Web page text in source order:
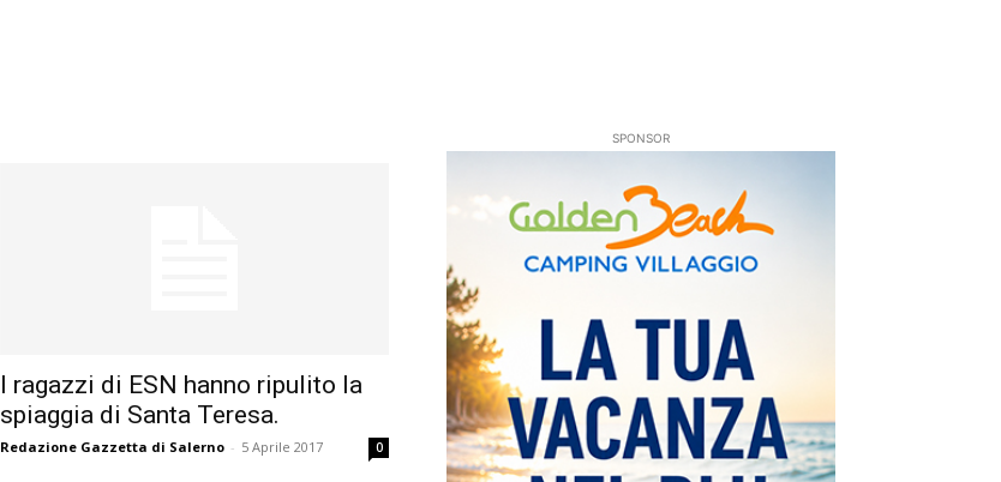
I ragazzi di ESN hanno ripulito la
spiaggia di Santa Teresa.
Redazione Gazzetta di Salerno - 5 Aprile 2017 0
SPONSOR